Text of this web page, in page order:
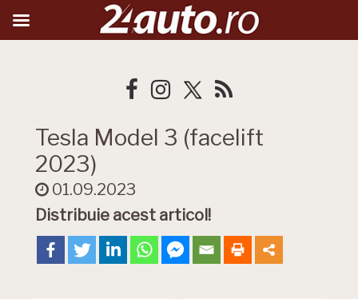
Tesla Model 3 (facelift
2023)
01.09.2023
Distribuie acest articol!